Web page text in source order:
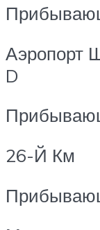
Аэропорт
D
26-Й Км